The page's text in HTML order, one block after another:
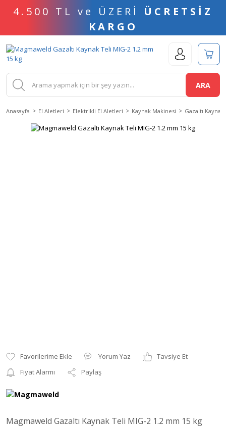
4.500 TL ve ÜZERİ ÜCRETSİZ
KARGO
ARA
Anasayfa El Aletleri Elektrikli El Aletleri Kaynak Makinesi Gazaltı
Yorum Yaz
Tavsiye Et
Fiyat Alarmı
Paylaş
Magmaweld Gazaltı Kaynak Teli MIG-2 1.2 mm 15 kg